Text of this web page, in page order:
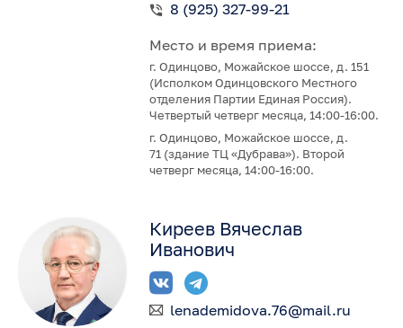
8 (925) 327-99-21
Место и время приема:
г. Одинцово, Можайское шоссе, д. 151
(Исполком Одинцовского Местного
отделения Партии Единая Россия).
Четвертый четверг месяца, 14:00-16:00.
г. Одинцово, Можайское шоссе, д.
71 (здание ТЦ «Дубрава»). Второй
четверг месяца, 14:00-16:00.
Киреев Вячеслав
Иванович
lenademidova.76@mail.ru